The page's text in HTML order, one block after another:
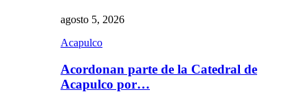
agosto 5, 2026
Acapulco
Acordonan parte de la Catedral de
Acapulco por…